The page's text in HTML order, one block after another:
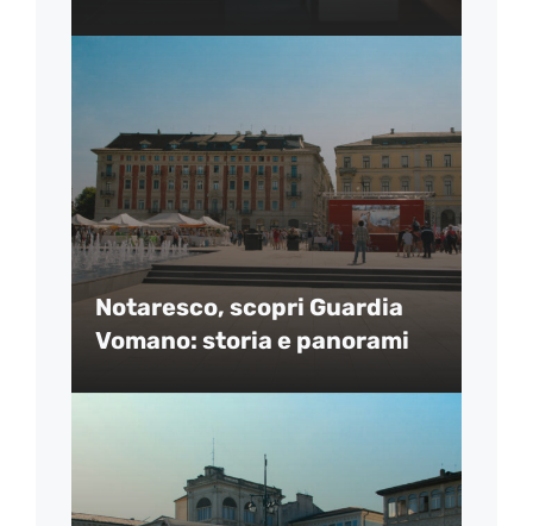
Notaresco, scopri Guardia
Vomano: storia e panorami